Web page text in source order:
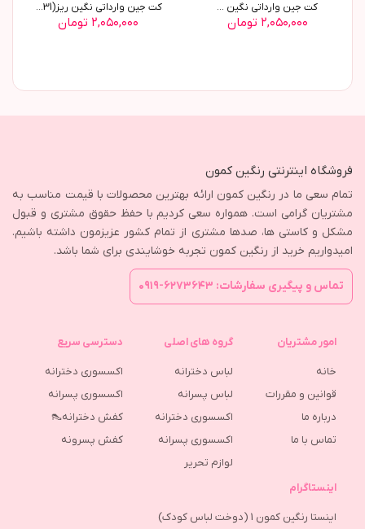
کت جين وارداتي نگين ...
۲,۰۵۰,۰۰۰ تومان
کت جين وارداتي نگين ريز(9631)
۲,۰۵۰,۰۰۰ تومان
فروشگاه اینترنتی رنگین کمون
تمام سعی ما در رنگین کمون ارائه بهترین محصولات با قیمت مناسب به
مشتریان گرامی است. همواره سعی کردیم با حفظ حقوق مشتری و قبول
مشکل و کاستی ها، صدها مشتری از تمام کشور عزیزمون داشته باشیم.
امیدواریم خرید از رنگین کمون تجربه خوشایندی برای شما باشد.
تماس و پیگیری سفارشات: ۶۲۷۳۶۴۳-۰۹۱۹
امور مشتریان
خانه
قوانین و مقررات
درباره ما
تماس با ما
گروه های اصلی
لباس دخترانه
لباس پسرانه
اکسسوری دخترانه
اکسسوری پسرانه
لوازم تحریر
دسترسی سریع
اکسسوری دخترانه
اکسسوری پسرانه
کفش دخترانه👠
كفش پسرونه
اینستاگرام
اینستا رنگین کمون 1 (دوخت لباس کودک)